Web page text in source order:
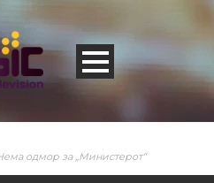
одмор за „Министерот“